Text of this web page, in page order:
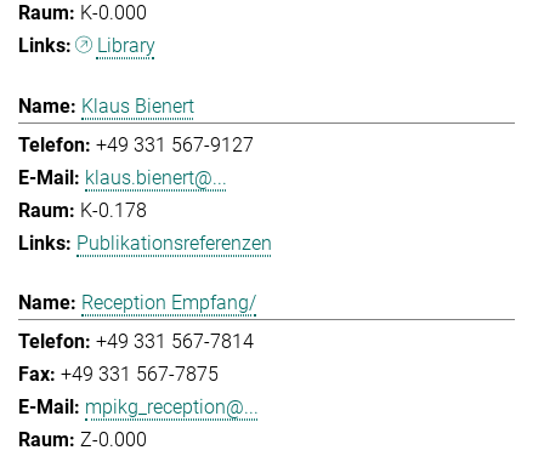
K-0.000
Library
Klaus Bienert
+49 331 567-9127
klaus.bienert@...
K-0.178
Publikationsreferenzen
Reception Empfang/
+49 331 567-7814
+49 331 567-7875
mpikg_reception@...
Z-0.000